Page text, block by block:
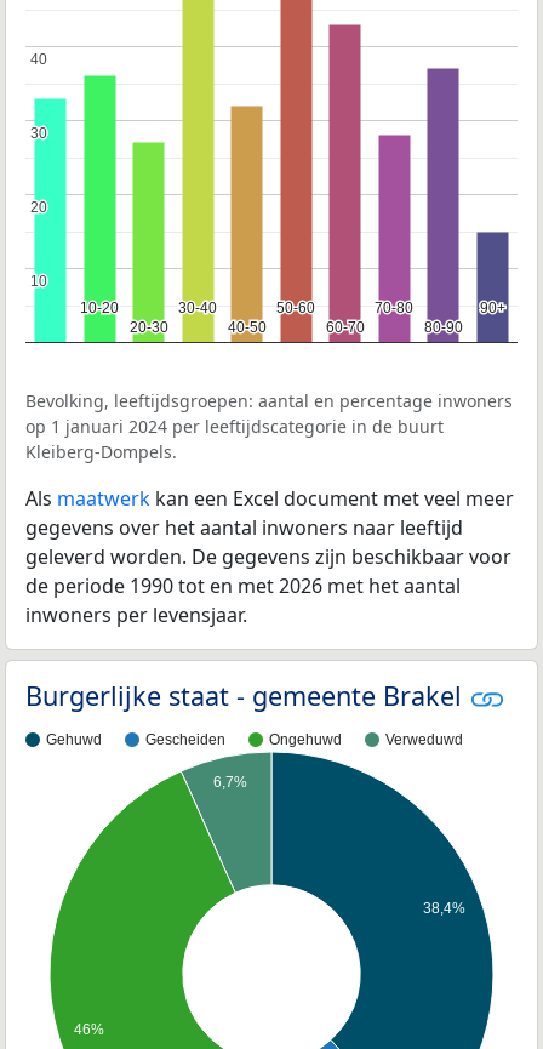
10-20
10-20
20-30
20-30
30-40
30-40
40-50
40-50
50-60
50-60
60-70
60-70
70-80
70-80
80-90
80-90
90+
90+
10
10
20
20
30
30
40
40
Bevolking, leeftijdsgroepen: aantal en percentage inwoners
op 1 januari 2024 per leeftijdscategorie in de buurt
Kleiberg-Dompels.
Als maatwerk kan een Excel document met veel meer
gegevens over het aantal inwoners naar leeftijd
geleverd worden. De gegevens zijn beschikbaar voor
de periode 1990 tot en met 2026 met het aantal
inwoners per levensjaar.
Burgerlijke staat - gemeente Brakel
Gehuwd Gescheiden Ongehuwd Verweduwd
38,4%
6,7%
46%